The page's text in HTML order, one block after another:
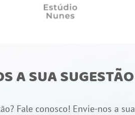
A SUA SUGESTÃO
Fale conosco! Envie-nos a sua